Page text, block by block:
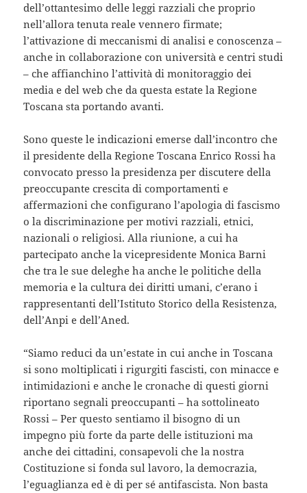
dell’ottantesimo delle leggi razziali che proprio
nell’allora tenuta reale vennero firmate;
l’attivazione di meccanismi di analisi e conoscenza –
anche in collaborazione con università e centri studi
– che affianchino l’attività di monitoraggio dei
media e del web che da questa estate la Regione
Toscana sta portando avanti.
Sono queste le indicazioni emerse dall’incontro che
il presidente della Regione Toscana Enrico Rossi ha
convocato presso la presidenza per discutere della
preoccupante crescita di comportamenti e
affermazioni che configurano l’apologia di fascismo
o la discriminazione per motivi razziali, etnici,
nazionali o religiosi. Alla riunione, a cui ha
partecipato anche la vicepresidente Monica Barni
che tra le sue deleghe ha anche le politiche della
memoria e la cultura dei diritti umani, c’erano i
rappresentanti dell’Istituto Storico della Resistenza,
dell’Anpi e dell’Aned.
“Siamo reduci da un’estate in cui anche in Toscana
si sono moltiplicati i rigurgiti fascisti, con minacce e
intimidazioni e anche le cronache di questi giorni
riportano segnali preoccupanti – ha sottolineato
Rossi – Per questo sentiamo il bisogno di un
impegno più forte da parte delle istituzioni ma
anche dei cittadini, consapevoli che la nostra
Costituzione si fonda sul lavoro, la democrazia,
l’eguaglianza ed è di per sé antifascista. Non basta